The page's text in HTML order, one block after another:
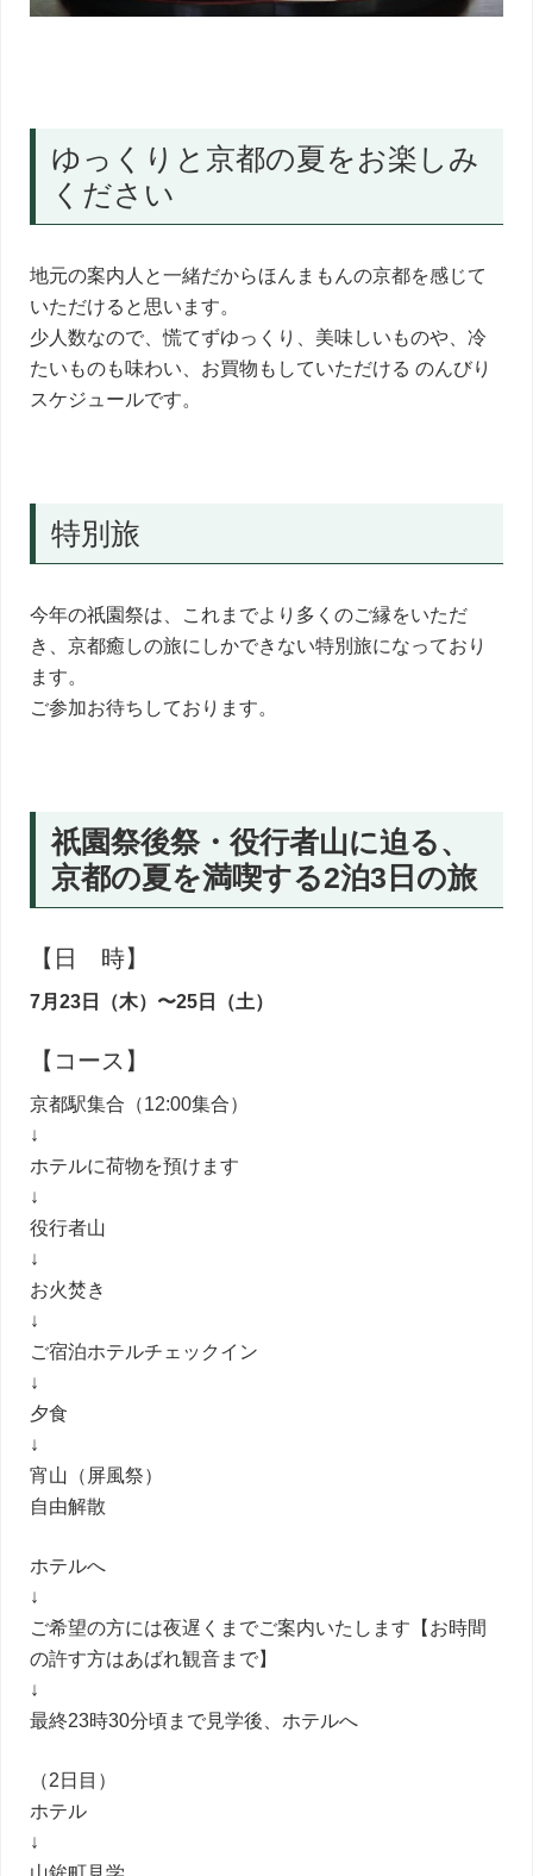
ゆっくりと京都の夏をお楽しみ
ください
地元の案内人と一緒だからほんまもんの京都を感じて
いただけると思います。
少人数なので、慌てずゆっくり、美味しいものや、冷
たいものも味わい、お買物もしていただける のんびり
スケジュールです。
特別旅
今年の祇園祭は、これまでより多くのご縁をいただ
き、京都癒しの旅にしかできない特別旅になっており
ます。
ご参加お待ちしております。
祇園祭後祭・役行者山に迫る、
京都の夏を満喫する2泊3日の旅
【日 時】
7月23日（木）〜25日（土）
【コース】
京都駅集合（12:00集合）
↓
ホテルに荷物を預けます
↓
役行者山
↓
お火焚き
↓
ご宿泊ホテルチェックイン
↓
夕食
↓
宵山（屏風祭）
自由解散
ホテルへ
↓
ご希望の方には夜遅くまでご案内いたします【お時間
の許す方はあばれ観音まで】
↓
最終23時30分頃まで見学後、ホテルへ
（2日目）
ホテル
↓